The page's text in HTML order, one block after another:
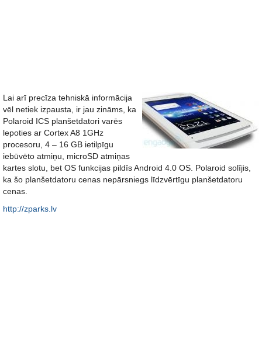
Lai arī precīza tehniskā informācija
vēl netiek izpausta, ir jau zināms, ka
Polaroid ICS planšetdatori varēs
lepoties ar Cortex A8 1GHz
procesoru, 4 – 16 GB ietilpīgu
iebūvēto atmiņu, microSD atmiņas
kartes slotu, bet OS funkcijas pildīs Android 4.0 OS. Polaroid solījis,
ka šo planšetdatoru cenas nepārsniegs līdzvērtīgu planšetdatoru
cenas.
http://zparks.lv